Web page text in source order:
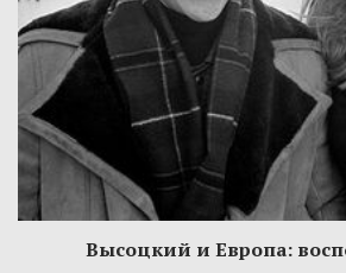
Высоцкий и Европа: